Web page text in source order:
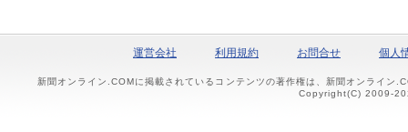
運営会社 利用規約 お問合せ 個人
新聞オンライン.COMに掲載されているコンテンツの著作権は、新聞オンライン
Copyright(C) 2009-